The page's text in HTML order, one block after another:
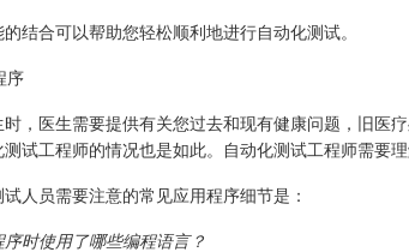
结合可以帮助您轻松顺利地进行自动化测试。
序
时，医生需要提供有关您过去和现有健康问题，旧医
试工程师的情况也是如此。自动化测试工程师需要
人员需要注意的常见应用程序细节是：
时使用了哪些编程语言？